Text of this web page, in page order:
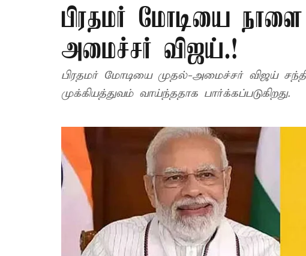
பிரதமர் மோடியை நாளை
அமைச்சர் விஜய்.!
பிரதமர் மோடியை முதல்-அமைச்சர் விஜய்
முக்கியத்துவம் வாய்ந்ததாக பார்க்கப்படுகிறது.